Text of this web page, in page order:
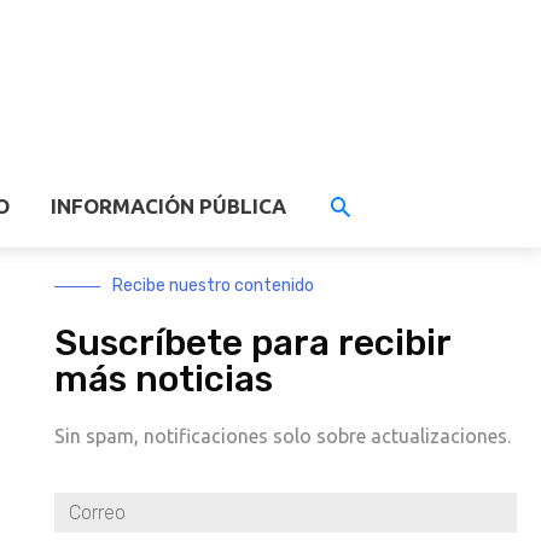
INFORMACIÓN PÚBLICA
Recibe nuestro contenido
Suscríbete para recibir
más noticias
Sin spam, notificaciones solo sobre actualizaciones.